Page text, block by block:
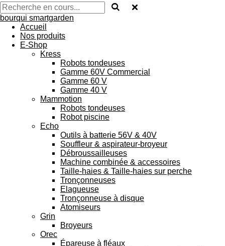
bourqui smartgarden
Accueil
Nos produits
E-Shop
Kress
Robots tondeuses
Gamme 60V Commercial
Gamme 60 V
Gamme 40 V
Mammotion
Robots tondeuses
Robot piscine
Echo
Outils à batterie 56V & 40V
Souffleur & aspirateur-broyeur
Débroussailleuses
Machine combinée & accessoires
Taille-haies & Taille-haies sur perche
Tronçonneuses
Elagueuse
Tronçonneuse à disque
Atomiseurs
Grin
Broyeurs
Orec
Épareuse à fléaux